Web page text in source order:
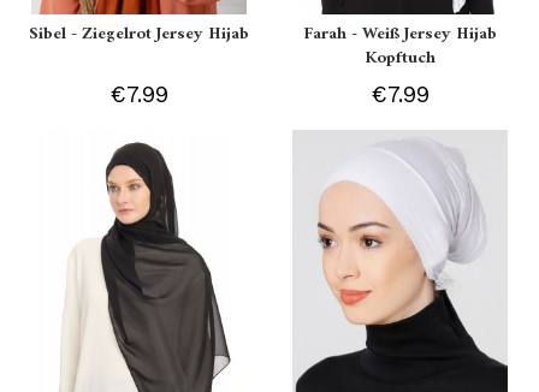
Sibel - Ziegelrot Jersey Hijab
€7.99
Farah - Weiß Jersey Hijab
Kopftuch
€7.99